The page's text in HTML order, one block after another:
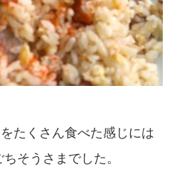
たくさん食べた感じには
そうさまでした。